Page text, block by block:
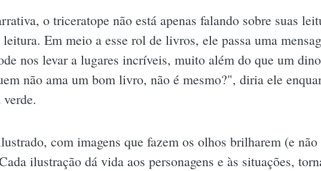
o triceratope não está apenas falando sobre suas
Em meio a esse rol de livros, ele passa uma
nos levar a lugares incríveis, muito além do que um
não ama um bom livro, não é mesmo?", diria ele
com imagens que fazem os olhos brilharem (e não
ilustração dá vida aos personagens e às situações,